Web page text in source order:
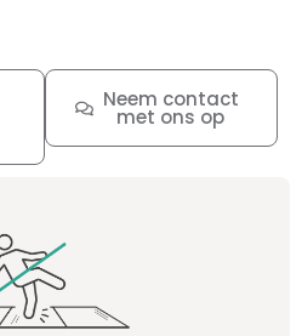
Neem contact
met ons op